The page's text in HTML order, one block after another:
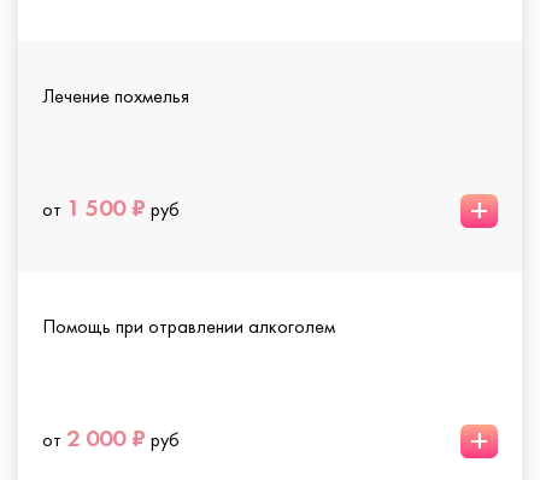
Лечение похмелья
от 1 500 ₽ руб +
Помощь при отравлении алкоголем
от 2 000 ₽ руб +